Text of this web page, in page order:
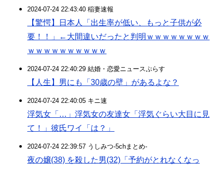
2024-07-24 22:43:40 稲妻速報
【驚愕】日本人「出生率が低い、もっと子供が必
要！！」←大間違いだったと判明ｗｗｗｗｗｗｗｗ
ｗｗｗｗｗｗｗｗｗｗ
2024-07-24 22:40:29 結婚・恋愛ニュースぷらす
【人生】男にも「30歳の壁」があるよな？
2024-07-24 22:40:05 キニ速
浮気女「…」浮気女の友達女「浮気ぐらい大目に見
て！」彼氏ワイ「は？」
2024-07-24 22:39:57 うしみつ-5chまとめ-
夜の嬢(38) を殺した男(32)「予約がとれなくなっ